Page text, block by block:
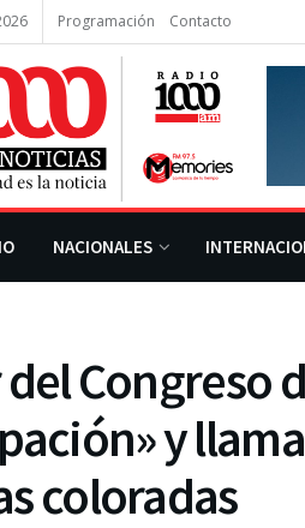
Programación Contacto
NACIONALES
Congreso
y
coloradas